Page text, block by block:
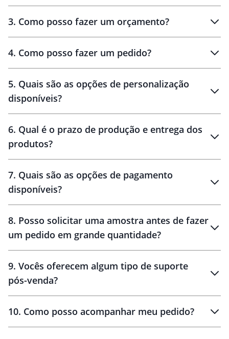
personalizados
3. Como posso fazer um orçamento?
brinde
personalização
4. Como posso fazer um pedido?
amostra virtual
5. Quais são as opções de personalização
disponíveis?
6. Qual é o prazo de produção e entrega dos
produtos?
10 dias
brinde
48 horas
7. Quais são as opções de pagamento
disponíveis?
8. Posso solicitar uma amostra antes de fazer
um pedido em grande quantidade?
amostras
9. Vocês oferecem algum tipo de suporte
pós-venda?
10. Como posso acompanhar meu pedido?